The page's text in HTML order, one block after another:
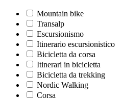
Mountain bike
Transalp
Escursionismo
Itinerario escursionistico
Bicicletta da corsa
Itinerari in bicicletta
Bicicletta da trekking
Nordic Walking
Corsa